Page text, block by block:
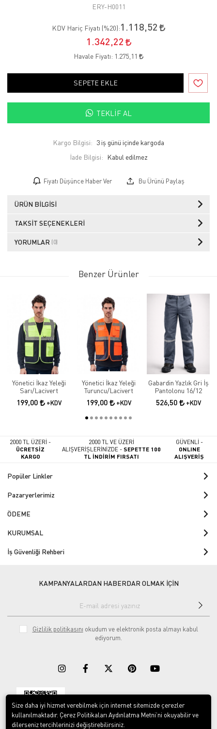
ERY-H0011
KDV Hariç Fiyatı (%20):1.118,52
1.342,22
Havale Fiyatı: 1.275,11
SEPETE EKLE
TEKLIF AL
Kargo Bilgisi: 3 iş günü içinde kargoda
İade Bilgisi:
Fiyatı Düşünce Haber Ver Bu Ürünü Paylaş
ÜRÜN BILGISI
TAKSIT SEÇENEKLERI
YORUMLAR (0)
Benzer Ürünler
Yönetici İkaz Yeleği
Sarı/Lacivert
199,00 +KDV
Yönetici İkaz Yeleği
Turuncu/Lacivert
199,00 +KDV
Gabardin Yazlık Gri İş
Pantolonu 16/12
526,50 +KDV
2000 TL ÜZERİ -
ÜCRETSİZ
KARGO
2000 TL VE ÜZERİ
ALIŞVERİŞLERİNİZDE -SEPETTE 100
TL İNDİRİM FIRSATI
GÜVENLİ -
ONLINE
ALIŞVERİŞ
Popüler Linkler
Pazaryerlerimiz
ÖDEME
KURUMSAL
İş Güvenliği Rehberi
KAMPANYALARDAN HABERDAR OLMAK İÇİN
Gizlilik politikasını okudum ve elektronik posta almayı kabul
ediyorum.
Download on the
App Store
Download on
Google play
Size daha iyi hizmet verebilmek için internet sitemizde çerezler
kullanılmaktadır. Çerez Politikaları Aydınlatma Metni’ni okuyabilir ve
dilerseniz tercihlerinizi değiştirebilirsiniz.